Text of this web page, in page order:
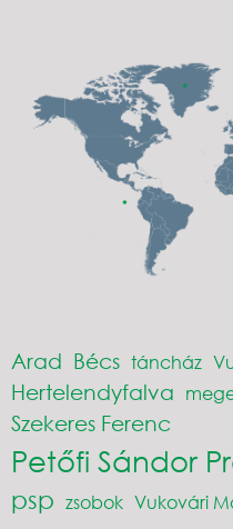
Arad Bécs táncház
Hertelendyfalva
Szekeres Ferenc
Petőfi Sándor
psp zsobok Vukovári